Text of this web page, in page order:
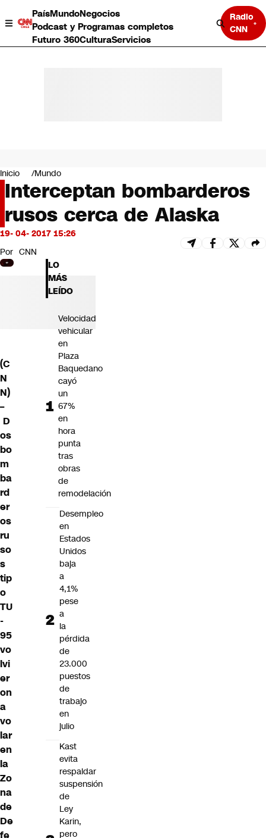
PaísMundoNegocios
Podcast y Programas completos
Futuro 360CulturaServicios
Radio
CNN
Negocios
Deportes
Programas completos
Cultura
Servicios
Bits
CNN Data
CNN tiempo
Futuro 360
Inicio Mundo
Interceptan bombarderos
rusos cerca de Alaska
19- 04- 2017 15:26
Por CNN
(C
N
N)
–
D
os
bo
m
ba
rd
er
os
ru
so
s
tip
o
TU
-
95
vo
lvi
er
on
a
vo
lar
en
la
Zo
na
de
De
fe
LO
MÁS
LEÍDO
Velocidad
vehicular
en
Plaza
Baquedano
cayó
un
67%
en
hora
punta
tras
obras
de
remodelación
Desempleo
en
Estados
Unidos
baja
a
4,1%
pese
a
la
pérdida
de
23.000
puestos
de
trabajo
en
julio
Kast
evita
respaldar
suspensión
de
Ley
Karin,
pero